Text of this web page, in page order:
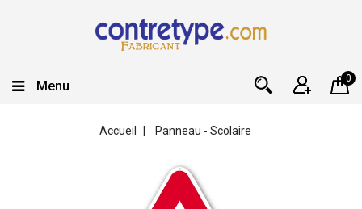
0
Menu
Accueil Panneau - Scolaire